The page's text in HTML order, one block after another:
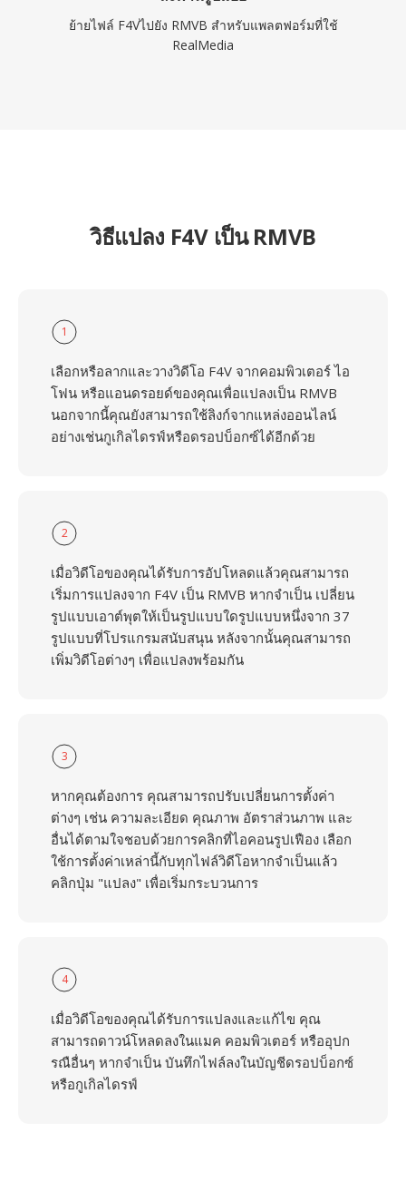
ย้ายไฟล์ F4Vไปยัง RMVB สำหรับแพลตฟอร์มที่ใช้
RealMedia
วิธีแปลง F4V เป็น RMVB
1
เลือกหรือลากและวางวิดีโอ F4V จากคอมพิวเตอร์ ไอ
โฟน หรือแอนดรอยด์ของคุณเพื่อแปลงเป็น RMVB
นอกจากนี้คุณยังสามารถใช้ลิงก์จากแหล่งออนไลน์
อย่างเช่นกูเกิลไดรฟ์หรือดรอปบ็อกซ์ได้อีกด้วย
2
เมื่อวิดีโอของคุณได้รับการอัปโหลดแล้วคุณสามารถ
เริ่มการแปลงจาก F4V เป็น RMVB หากจำเป็น เปลี่ยน
รูปแบบเอาต์พุตให้เป็นรูปแบบใดรูปแบบหนึ่งจาก 37
รูปแบบที่โปรแกรมสนับสนุน หลังจากนั้นคุณสามารถ
เพิ่มวิดีโอต่างๆ เพื่อแปลงพร้อมกัน
3
หากคุณต้องการ คุณสามารถปรับเปลี่ยนการตั้งค่า
ต่างๆ เช่น ความละเอียด คุณภาพ อัตราส่วนภาพ และ
อื่นได้ตามใจชอบด้วยการคลิกที่ไอคอนรูปเฟือง เลือก
ใช้การตั้งค่าเหล่านี้กับทุกไฟล์วิดีโอหากจำเป็นแล้ว
คลิกปุ่ม "แปลง" เพื่อเริ่มกระบวนการ
4
เมื่อวิดีโอของคุณได้รับการแปลงและแก้ไข คุณ
สามารถดาวน์โหลดลงในแมค คอมพิวเตอร์ หรืออุปก
รณือื่นๆ หากจำเป็น บันทึกไฟล์ลงในบัญชีดรอปบ็อกซ์
หรือกูเกิลไดรฟ์